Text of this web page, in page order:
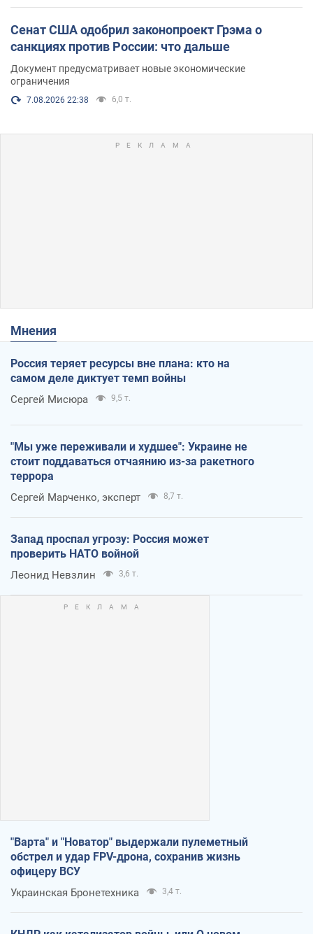
Сенат США одобрил законопроект Грэма о
санкциях против России: что дальше
Документ предусматривает новые экономические
ограничения
7.08.2026 22:38 6,0 т.
Мнения
Россия теряет ресурсы вне плана: кто на
самом деле диктует темп войны
Сергей Мисюра 9,5 т.
"Мы уже переживали и худшее": Украине не
стоит поддаваться отчаянию из-за ракетного
террора
Сергей Марченко, эксперт 8,7 т.
Запад проспал угрозу: Россия может
проверить НАТО войной
Леонид Невзлин 3,6 т.
"Варта" и "Новатор" выдержали пулеметный
обстрел и удар FPV-дрона, сохранив жизнь
офицеру ВСУ
Украинская Бронетехника 3,4 т.